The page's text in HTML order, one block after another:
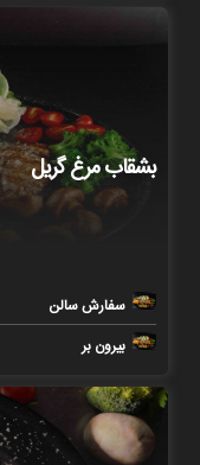
بشقاب مرغ گریل
سفارش سالن
بیرون بر